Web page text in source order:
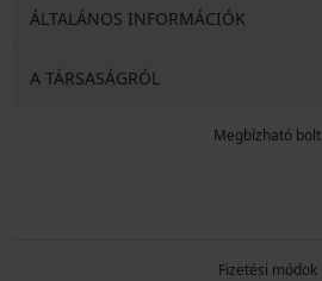
ÁLTALÁNOS INFORMÁCIÓK
A TÁRSASÁGRÓL
Megbízható bolt
Fizetési módok